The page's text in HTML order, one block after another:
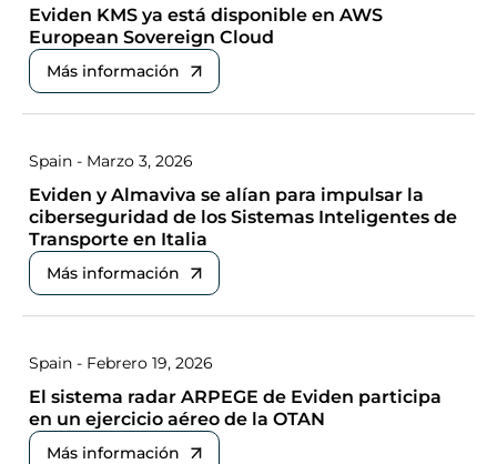
Eviden KMS ya está disponible en AWS
European Sovereign Cloud
Más información
Spain - Marzo 3, 2026
Eviden y Almaviva se alían para impulsar la
ciberseguridad de los Sistemas Inteligentes de
Transporte en Italia
Más información
Spain - Febrero 19, 2026
El sistema radar ARPEGE de Eviden participa
en un ejercicio aéreo de la OTAN
Más información